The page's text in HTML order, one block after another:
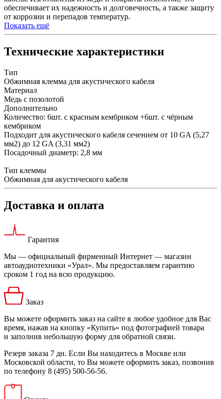
обеспечивает их надежность и долговечность, а также защиту
от коррозии и перепадов температур.
Показать ещё
Технические характеристики
Тип
Обжимная клемма для акустического кабеля
Материал
Медь с позолотой
Дополнительно
Количество: 6шт. с красным кембриком +6шт. с чёрным
кембриком
Подходит для акустического кабеля сечением от 10 GA (5,27
мм2) до 12 GA (3,31 мм2)
Посадочный диаметр: 2,8 мм
Тип клеммы
Обжимная для акустического кабеля
Доставка и оплата
Гарантия
Мы — официальный фирменный Интернет — магазин
автоаудиотехники «Урал». Мы предоставляем гарантию
сроком 1 год на всю продукцию.
Заказ
Вы можете оформить заказ на сайте в любое удобное для Вас
время, нажав на кнопку «Купить» под фотографией товара
и заполнив небольшую форму для обратной связи.
Резерв заказа 7 дн. Если Вы находитесь в Москве или
Московской области, то Вы можете оформить заказ, позвонив
по телефону 8 (495) 500-56-56.